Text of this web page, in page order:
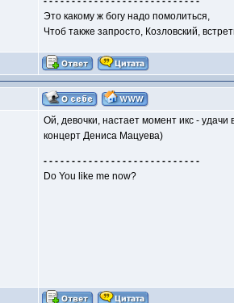
Это какому ж богу надо помолиться,
Чтоб также запросто, Козловский,
Ой, девочки, настает момент икс -
концерт Дениса Мацуева)
- - - - - - - - - - - - - - - - - - - - - - - - - - - -
Do You like me now?